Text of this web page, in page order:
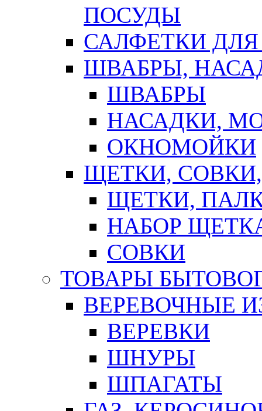
ПОСУДЫ
САЛФЕТКИ
ШВАБРЫ,
ШВАБРЫ
НАСАДКИ,
ОКНОМОЙКИ
ЩЕТКИ,
ЩЕТКИ,
НАБОР
СОВКИ
ТОВАРЫ
ВЕРЕВОЧНЫЕ
ВЕРЕВКИ
ШНУРЫ
ШПАГАТЫ